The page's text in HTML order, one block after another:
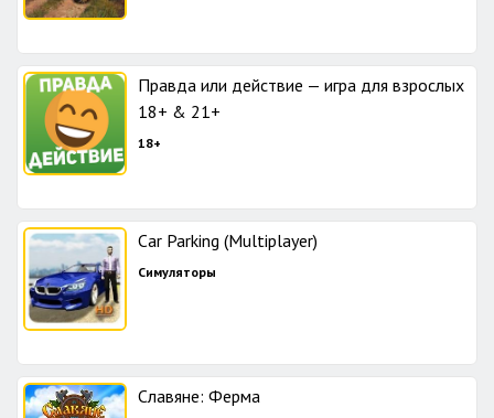
Правда или действие — игра для взрослых
18+ & 21+
18+
Car Parking (Multiplayer)
Симуляторы
Славяне: Ферма